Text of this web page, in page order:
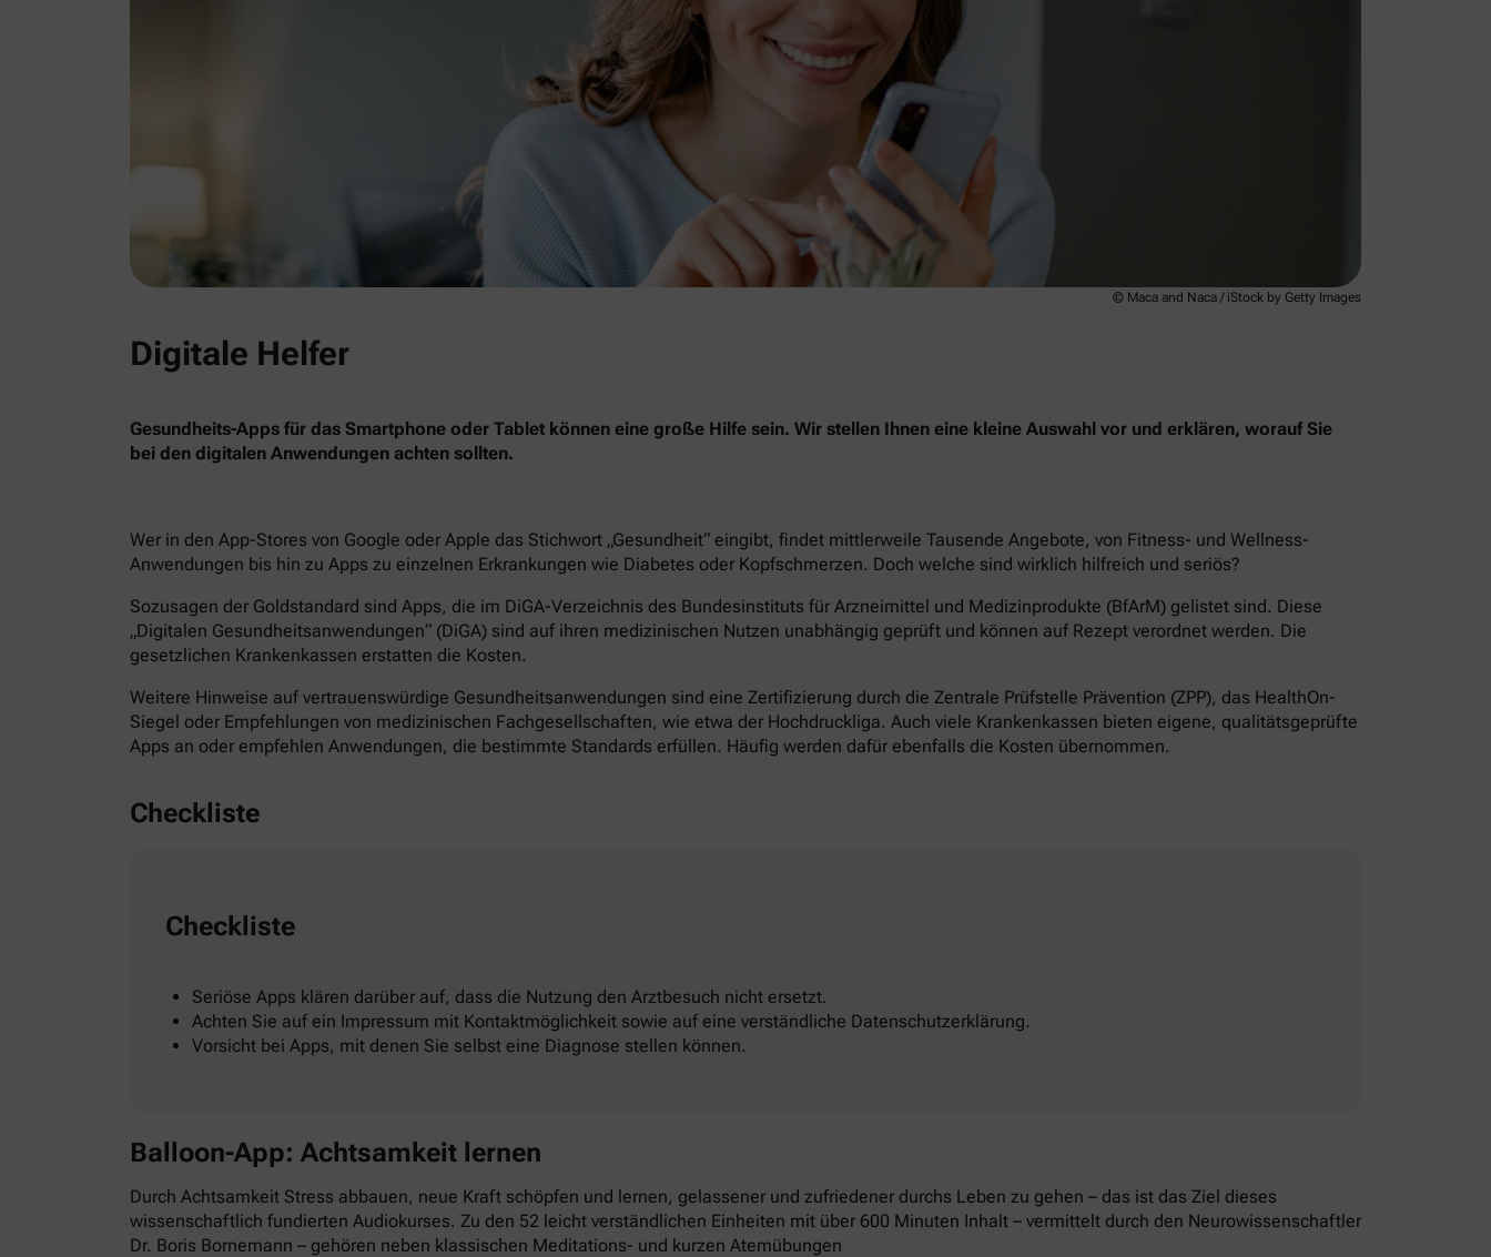
© Maca and Naca / iStock by Getty Images
Digitale Helfer
Gesundheits-Apps für das Smartphone oder Tablet können eine große Hilfe sein. Wir stellen Ihnen eine kleine Auswahl vor und erklären, worauf Sie
bei den digitalen Anwendungen achten sollten.
Wer in den App-Stores von Google oder Apple das Stichwort „Gesundheit“ eingibt, findet mittlerweile Tausende Angebote, von Fitness- und Wellness-
Anwendungen bis hin zu Apps zu einzelnen Erkrankungen wie Diabetes oder Kopfschmerzen. Doch welche sind wirklich hilfreich und seriös?
Sozusagen der Goldstandard sind Apps, die im DiGA-Verzeichnis des Bundesinstituts für Arzneimittel und Medizinprodukte (BfArM) gelistet sind. Diese
„Digitalen Gesundheitsanwendungen“ (DiGA) sind auf ihren medizinischen Nutzen unabhängig geprüft und können auf Rezept verordnet werden. Die
gesetzlichen Krankenkassen erstatten die Kosten.
Weitere Hinweise auf vertrauenswürdige Gesundheitsanwendungen sind eine Zertifizierung durch die Zentrale Prüfstelle Prävention (ZPP), das HealthOn-
Siegel oder Empfehlungen von medizinischen Fachgesellschaften, wie etwa der Hochdruckliga. Auch viele Krankenkassen bieten eigene, qualitätsgeprüfte
Apps an oder empfehlen Anwendungen, die bestimmte Standards erfüllen. Häufig werden dafür ebenfalls die Kosten übernommen.
Checkliste
Checkliste
Seriöse Apps klären darüber auf, dass die Nutzung den Arztbesuch nicht ersetzt.
Achten Sie auf ein Impressum mit Kontaktmöglichkeit sowie auf eine verständliche Datenschutzerklärung.
Vorsicht bei Apps, mit denen Sie selbst eine Diagnose stellen können.
Balloon-App: Achtsamkeit lernen
Durch Achtsamkeit Stress abbauen, neue Kraft schöpfen und lernen, gelassener und zufriedener durchs Leben zu gehen – das ist das Ziel dieses
wissenschaftlich fundierten Audiokurses. Zu den 52 leicht verständlichen Einheiten mit über 600 Minuten Inhalt – vermittelt durch den Neurowissenschaftler
Dr. Boris Bornemann – gehören neben klassischen Meditations- und kurzen Atemübungen